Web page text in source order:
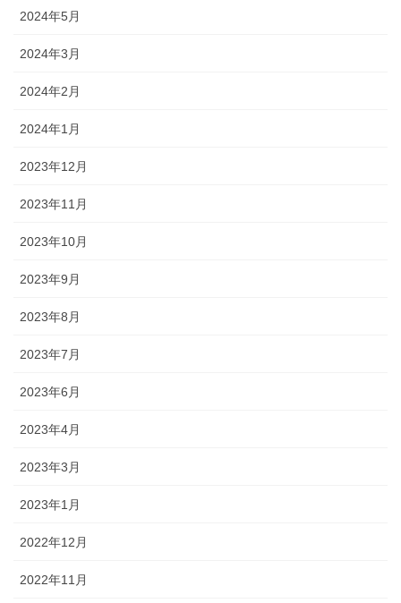
2024年5月
2024年3月
2024年2月
2024年1月
2023年12月
2023年11月
2023年10月
2023年9月
2023年8月
2023年7月
2023年6月
2023年4月
2023年3月
2023年1月
2022年12月
2022年11月